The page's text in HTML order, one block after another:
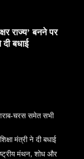
राज्य’ बनने पर
दी बधाई
चरस समेत सभी
मंत्री ने दी बधाई
मंथन, शोध और